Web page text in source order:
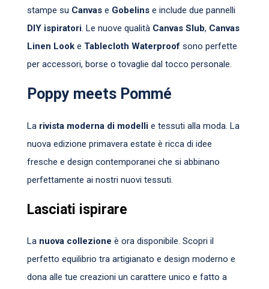
stampe su Canvas e Gobelins e include due pannelli
DIY ispiratori . Le nuove qualità Canvas Slub, Canvas
Linen Look e Tablecloth Waterproof sono perfette
per accessori, borse o tovaglie dal tocco personale.
Poppy meets Pommé
La rivista moderna di modelli e tessuti alla moda. La
nuova edizione primavera estate è ricca di idee
fresche e design contemporanei che si abbinano
perfettamente ai nostri nuovi tessuti.
Lasciati ispirare
La nuova collezione è ora disponibile. Scopri il
perfetto equilibrio tra artigianato e design moderno e
dona alle tue creazioni un carattere unico e fatto a